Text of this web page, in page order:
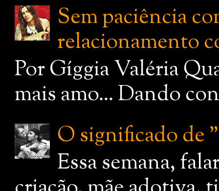
Sem paciência
relacionamento
Por Gíggia Valéria
mais amo... Dando
O significado de
Essa semana,